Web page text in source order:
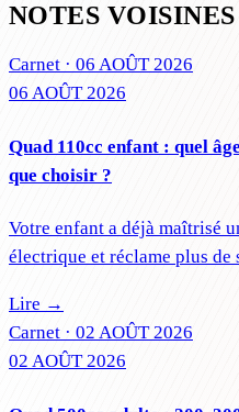
NOTES VOISINES
Carnet · 06 AOÛT 2026
06 AOÛT 2026
Quad 110cc enfant : quel
que choisir ?
Votre enfant a déjà maîtrisé
électrique et réclame plus de
Lire →
Carnet · 02 AOÛT 2026
02 AOÛT 2026